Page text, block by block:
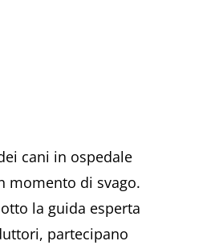
cani in ospedale
momento di svago.
la guida esperta
partecipano